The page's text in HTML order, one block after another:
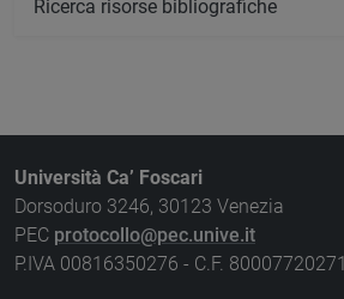
Ricerca risorse bibliografiche
Università Ca’ Foscari
Dorsoduro 3246, 30123 Venezia
PEC protocollo@pec.unive.it
P.IVA 00816350276 - C.F. 80007720271